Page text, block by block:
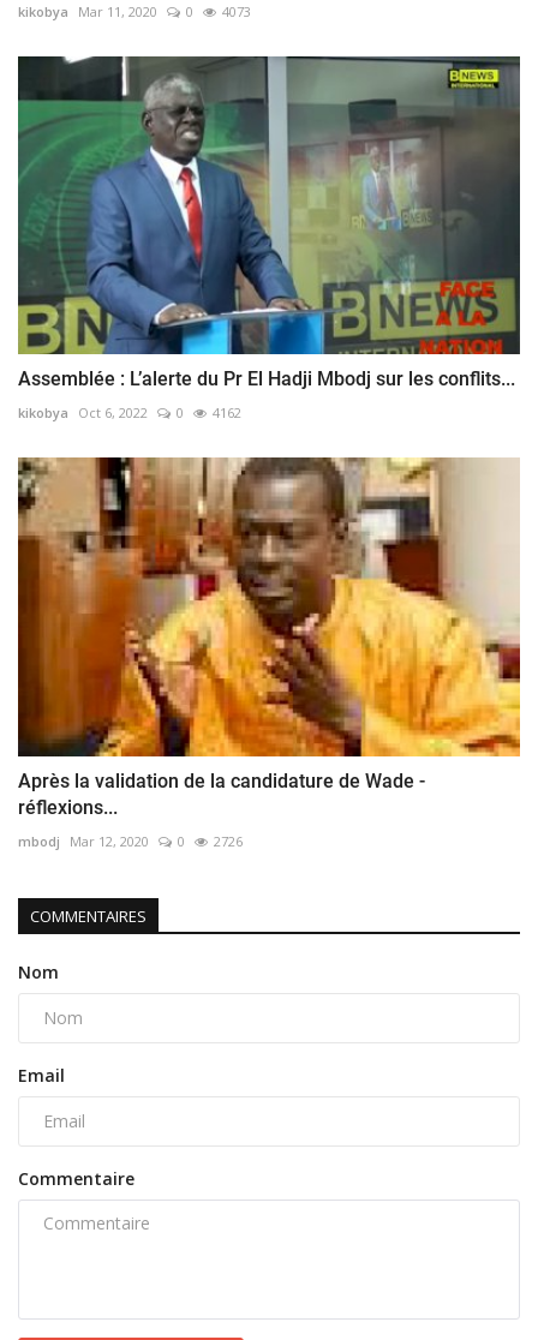
kikobya Mar 11, 2020 0 4073
Assemblée : L’alerte du Pr El Hadji Mbodj sur les conflits...
kikobya Oct 6, 2022 0 4162
Après la validation de la candidature de Wade -
réflexions...
mbodj Mar 12, 2020 0 2726
COMMENTAIRES
Nom
Email
Commentaire